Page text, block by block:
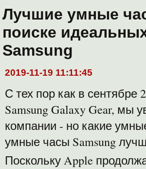
Лучшие умные
поиске
Samsung
2019-11-19 11:11:45
С тех пор как в сентябре
Samsung Galaxy Gear, мы
компании - но какие
умные часы Samsung
Поскольку Apple